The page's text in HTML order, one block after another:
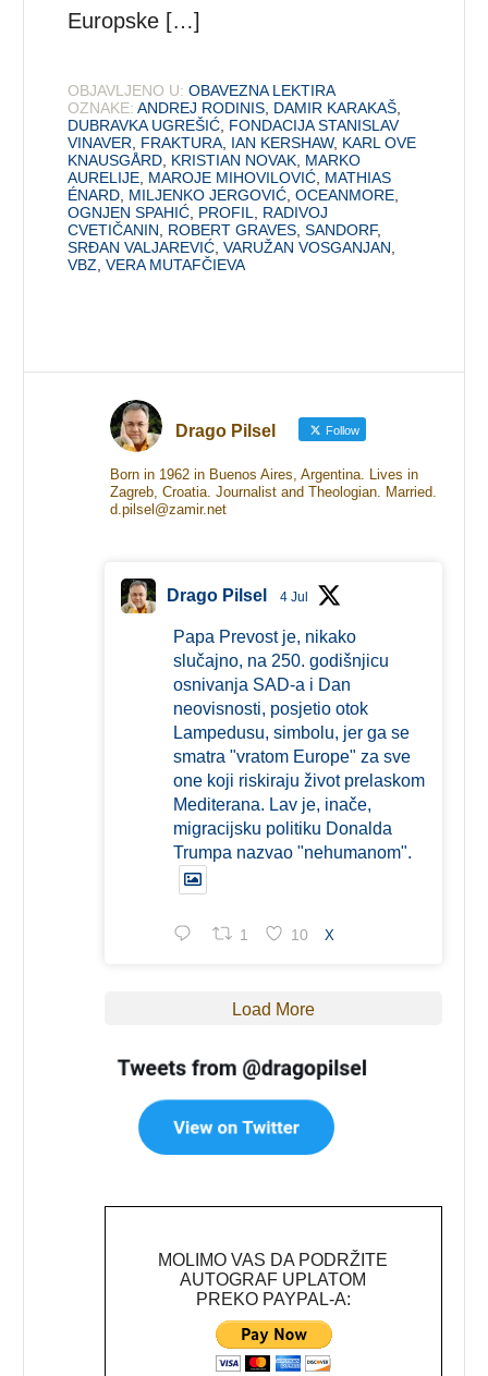
Europske […]
OBJAVLJENO U: OBAVEZNA LEKTIRA
OZNAKE: ANDREJ RODINIS DAMIR KARAKAŠ
DUBRAVKA UGREŠIĆ FONDACIJA STANISLAV
VINAVER
FRAKTURA IAN KERSHAW, KARL OVE
KNAUSGÅRD KRISTIAN NOVAK MARKO
AURELIJE MAROJE MIHOVILOVIĆ MATHIAS
ÉNARD MILJENKO JERGOVIĆ ,OCEANMORE
OGNJEN SPAHIĆ PROFIL
RADIVOJ
CVETIČANIN
ROBERT GRAVES ,SANDORF,
SRĐAN VALJAREVIĆ ,VARUŽAN VOSGANJAN
VBZ ,VERA MUTAFČIEVA
Drago Pilsel Follow
Born in 1962 in Buenos Aires, Argentina. Lives in
Zagreb, Croatia. Journalist and Theologian. Married.
d.pilsel@zamir.net
Drago Pilsel 4 Jul
Papa Prevost je, nikako
slučajno, na 250. godišnjicu
osnivanja SAD-a i Dan
neovisnosti, posjetio otok
Lampedusu, simbolu, jer ga se
smatra "vratom Europe" za sve
one koji riskiraju život prelaskom
Mediterana. Lav je, inače,
migracijsku politiku Donalda
Trumpa nazvao "nehumanom".
1 10 X
Load More
MOLIMO VAS DA PODRŽITE
AUTOGRAF UPLATOM
PREKO PAYPAL-A: